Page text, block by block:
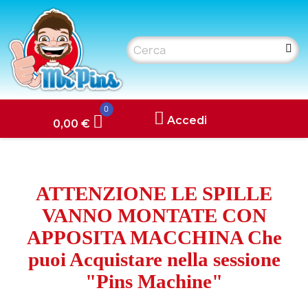
0,00 €
0
Accedi
ATTENZIONE LE SPILLE
VANNO MONTATE CON
APPOSITA MACCHINA Che
puoi Acquistare nella sessione
"Pins Machine"